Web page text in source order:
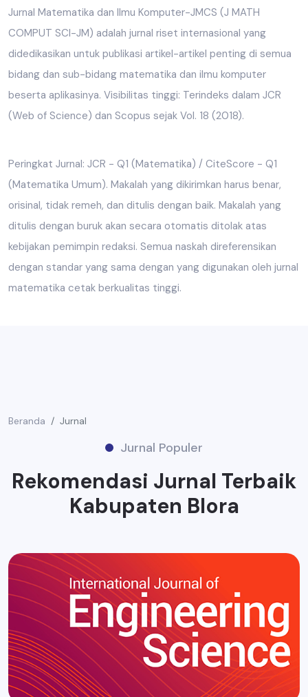
Jurnal Matematika dan Ilmu Komputer-JMCS (J MATH
COMPUT SCI-JM) adalah jurnal riset internasional yang
didedikasikan untuk publikasi artikel-artikel penting di semua
bidang dan sub-bidang matematika dan ilmu komputer
beserta aplikasinya. Visibilitas tinggi: Terindeks dalam JCR
(Web of Science) dan Scopus sejak Vol. 18 (2018).
Peringkat Jurnal: JCR - Q1 (Matematika) / CiteScore - Q1
(Matematika Umum). Makalah yang dikirimkan harus benar,
orisinal, tidak remeh, dan ditulis dengan baik. Makalah yang
ditulis dengan buruk akan secara otomatis ditolak atas
kebijakan pemimpin redaksi. Semua naskah direferensikan
dengan standar yang sama dengan yang digunakan oleh jurnal
matematika cetak berkualitas tinggi.
Beranda Jurnal
Jurnal Populer
Rekomendasi Jurnal Terbaik
Kabupaten Blora